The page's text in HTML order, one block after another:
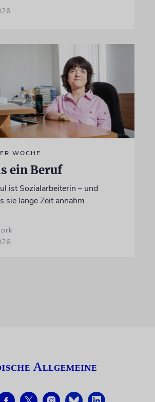
WOCHE
ein Beruf
ist Sozialarbeiterin – und
sie lange Zeit annahm